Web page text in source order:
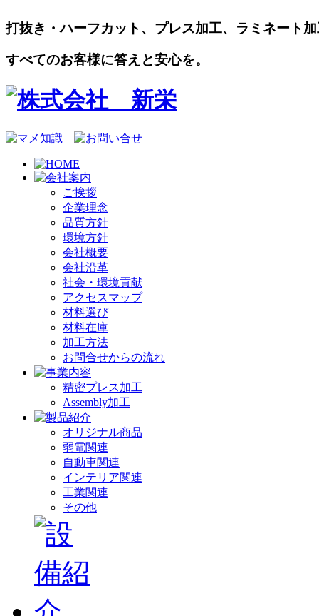
打抜き・ハーフカット、プレス加工、ラミネート
すべてのお客様に答えと安心を。
ご挨拶
企業理念
品質方針
環境方針
会社概要
会社沿革
社会・環境貢献
アクセスマップ
材料選び
材料在庫
加工方法
お問合せからの流れ
精密プレス加工
Assembly加工
オリジナル商品
弱電関連
自動車関連
インテリア関連
工業関連
その他